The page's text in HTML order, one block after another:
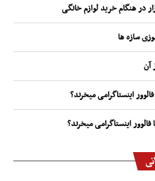
در هنگام خرید لوازم خانگی
سازه ها
آن
اینستاگرامی میخرند؟
اینستاگرامی میخرند؟